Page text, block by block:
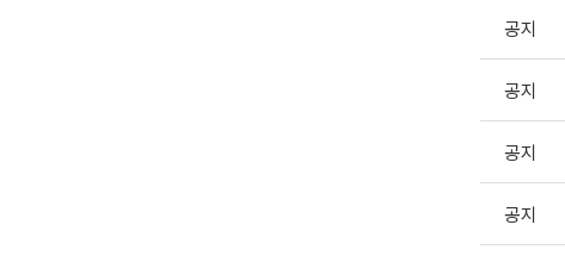
공지
공지
공지
공지